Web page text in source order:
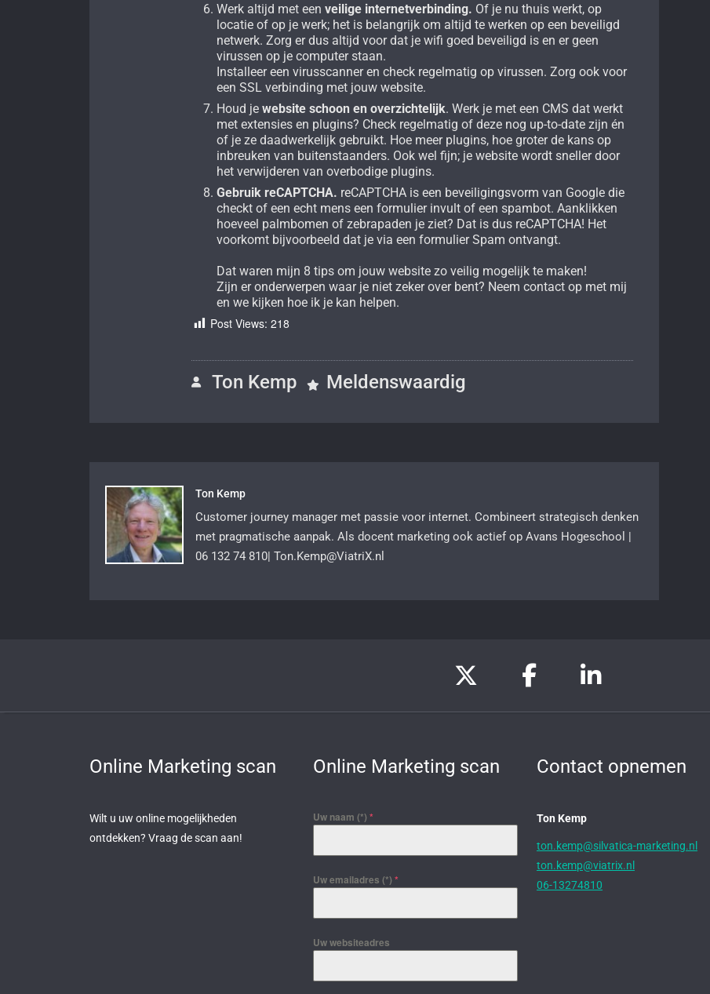
Werk altijd met eenveilige internetverbinding. Of je nu thuis werkt, op
locatie of op je werk; het is belangrijk om altijd te werken op een beveiligd
netwerk. Zorg er dus altijd voor dat je wifi goed beveiligd is en er geen
virussen op je computer staan.
Installeer een virusscanner en check regelmatig op virussen. Zorg ook voor
een SSL verbinding met jouw website.
Houd jewebsite schoon en overzichtelijk. Werk je met een CMS dat werkt
met extensies en plugins? Check regelmatig of deze nog up-to-date zijn én
of je ze daadwerkelijk gebruikt. Hoe meer plugins, hoe groter de kans op
inbreuken van buitenstaanders. Ook wel fijn; je website wordt sneller door
het verwijderen van overbodige plugins.
Gebruik reCAPTCHA. reCAPTCHA is een beveiligingsvorm van Google die
checkt of een echt mens een formulier invult of een spambot. Aanklikken
hoeveel palmbomen of zebrapaden je ziet? Dat is dus reCAPTCHA! Het
voorkomt bijvoorbeeld dat je via een formulier Spam ontvangt.
Dat waren mijn 8 tips om jouw website zo veilig mogelijk te maken!
Zijn er onderwerpen waar je niet zeker over bent? Neem contact op met mij
en we kijken hoe ik je kan helpen.
Post Views: 218
Ton Kemp Meldenswaardig
Ton Kemp
Customer journey manager met passie voor internet. Combineert strategisch denken
met pragmatische aanpak. Als docent marketing ook actief op Avans Hogeschool |
06 132 74 810| Ton.Kemp@ViatriX.nl
Online Marketing scan
Wilt u uw online mogelijkheden
ontdekken? Vraag de scan aan!
Online Marketing scan
Uw naam (*) *
Uw emailadres (*) *
Uw websiteadres
Contact opnemen
Ton Kemp
ton.kemp@silvatica-marketing.nl
ton.kemp@viatrix.nl
06-13274810